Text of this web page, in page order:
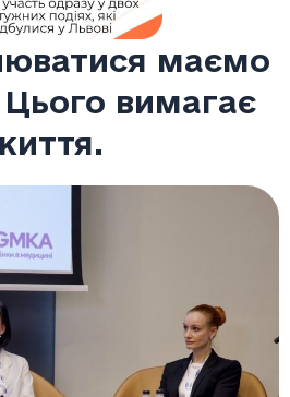
маємо
Цього вимагає